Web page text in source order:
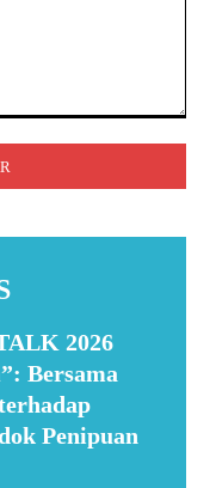
2026
Bersama
Penipuan